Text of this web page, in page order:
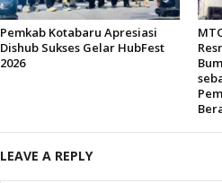
Pemkab Kotabaru Apresiasi
Dishub Sukses Gelar HubFest
2026
LEAVE A REPLY